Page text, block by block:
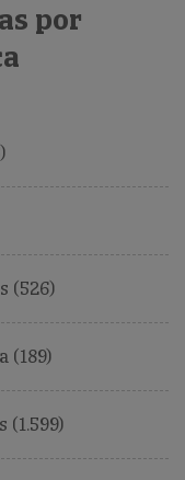
por
(526)
(189)
(1.599)